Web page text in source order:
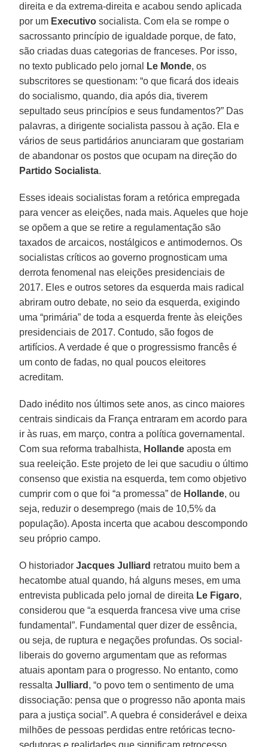
direita e da extrema-direita e acabou sendo aplicada
por um Executivo socialista. Com ela se rompe o
sacrossanto princípio de igualdade porque, de fato,
são criadas duas categorias de franceses. Por isso,
no texto publicado pelo jornal
Le Monde, os
subscritores se questionam: “o que ficará dos ideais
do socialismo, quando, dia após dia, tiverem
sepultado seus princípios e seus fundamentos?” Das
palavras, a dirigente socialista passou à ação. Ela e
vários de seus partidários anunciaram que gostariam
de abandonar os postos que ocupam na direção do
Partido Socialista.
Esses ideais socialistas foram a retórica empregada
para vencer as eleições, nada mais. Aqueles que hoje
se opõem a que se retire a regulamentação são
taxados de arcaicos, nostálgicos e antimodernos. Os
socialistas críticos ao governo prognosticam uma
derrota fenomenal nas eleições presidenciais de
2017. Eles e outros setores da esquerda mais radical
abriram outro debate, no seio da esquerda, exigindo
uma “primária” de toda a esquerda frente às eleições
presidenciais de 2017. Contudo, são fogos de
artifícios. A verdade é que o progressismo francês é
um conto de fadas, no qual poucos eleitores
acreditam.
Dado inédito nos últimos sete anos, as cinco maiores
centrais sindicais da França entraram em acordo para
ir às ruas, em março, contra a política governamental.
Com sua reforma trabalhista, Hollande aposta em
sua reeleição. Este projeto de lei que sacudiu o último
consenso que existia na esquerda, tem como objetivo
cumprir com o que foi “a promessa” de Hollande, ou
seja, reduzir o desemprego (mais de 10,5% da
população). Aposta incerta que acabou descompondo
seu próprio campo.
O historiadorJacques Julliard retratou muito bem a
hecatombe atual quando, há alguns meses, em uma
entrevista publicada pelo jornal de direita Le Figaro,
considerou que “a esquerda francesa vive uma crise
fundamental”. Fundamental quer dizer de essência,
ou seja, de ruptura e negações profundas. Os social-
liberais do governo argumentam que as reformas
atuais apontam para o progresso. No entanto, como
ressaltaJulliard , “o povo tem o sentimento de uma
dissociação: pensa que o progresso não aponta mais
para a justiça social”. A quebra é considerável e deixa
milhões de pessoas perdidas entre retóricas tecno-
sedutoras e realidades que significam retrocesso.